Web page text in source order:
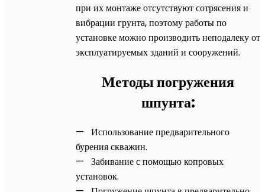
при их монтаже отсутствуют сотрясения и
вибрации грунта, поэтому работы по
установке можно производить неподалеку от
эксплуатируемых зданий и сооружений.
Методы погружения
шпунта:
— Использование предварительного
бурения скважин.
— Забивание с помощью копровых
установок.